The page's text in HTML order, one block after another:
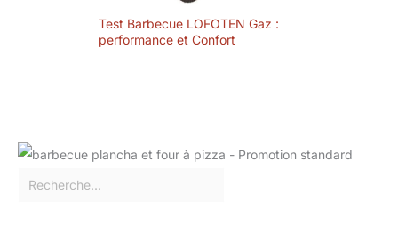
Test Barbecue LOFOTEN Gaz :
performance et Confort